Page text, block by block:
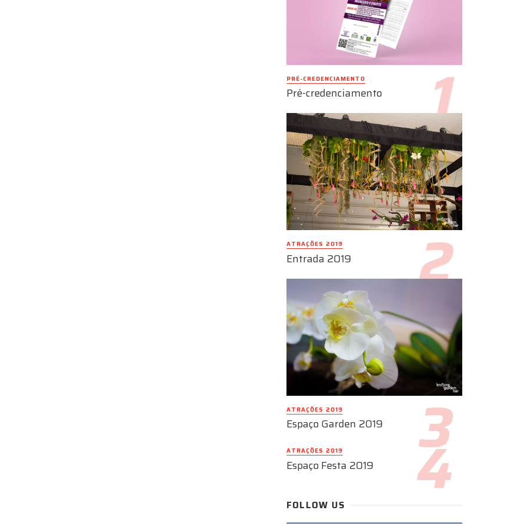
PRÉ-CREDENCIAMENTO
Pré-credenciamento
ATRAÇÕES 2019
Entrada 2019
ATRAÇÕES 2019
Espaço Garden 2019
ATRAÇÕES 2019
Espaço Festa 2019
FOLLOW US